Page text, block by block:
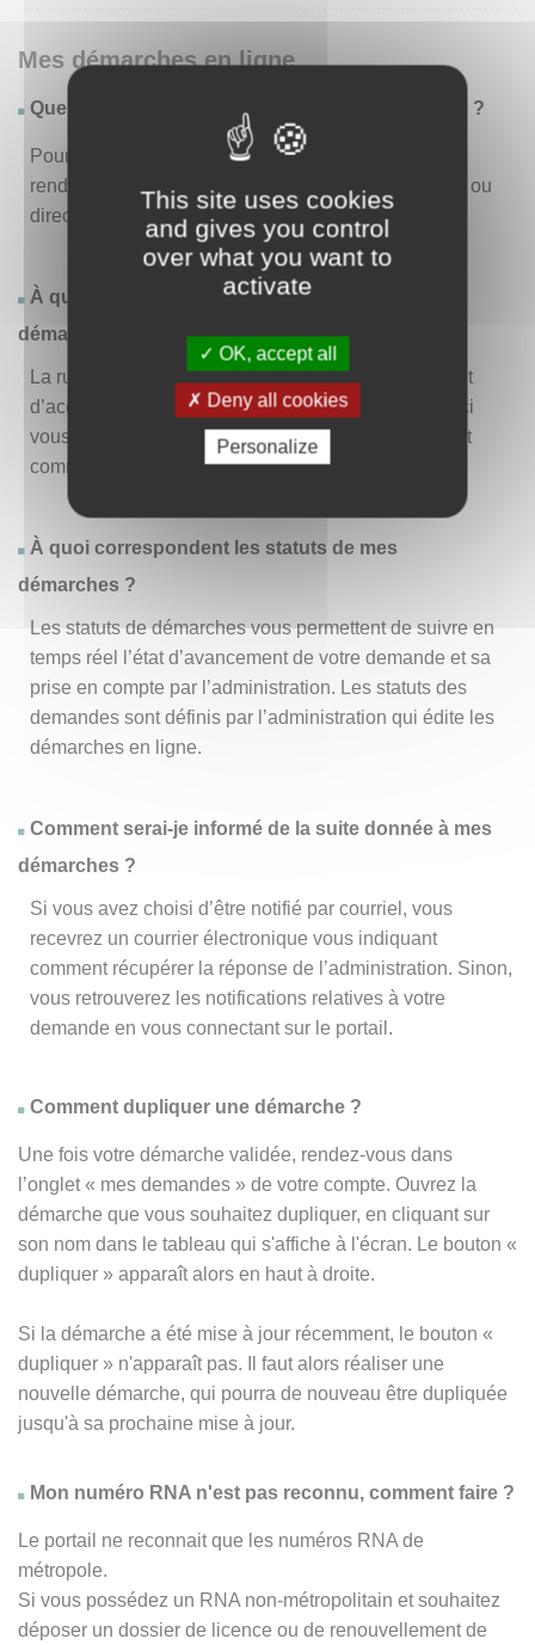
This site uses cookies
and gives you control
over what you want to
activate
OK, accept all
Deny all cookies
Personalize
Mes démarches en ligne
Quelles sont les démarches disponibles en ligne ?
Pour consulter la liste des démarches disponibles,
rendez-vous dans le menu « Liste des démarches » ou
directement en page d’accueil.
À quoi correspond la rubrique « Effectuer une
démarche » ?
La rubrique « Effectuer une démarche » vous permet
d’accéder à la liste des démarches disponibles. D’ici
vous pouvez choisir la démarche vous intéressant et
commencer à la remplir en un clic.
À quoi correspondent les statuts de mes
démarches ?
Les statuts de démarches vous permettent de suivre en
temps réel l’état d’avancement de votre demande et sa
prise en compte par l’administration. Les statuts des
demandes sont définis par l’administration qui édite les
démarches en ligne.
Comment serai-je informé de la suite donnée à mes
démarches ?
Si vous avez choisi d’être notifié par courriel, vous
recevrez un courrier électronique vous indiquant
comment récupérer la réponse de l’administration. Sinon,
vous retrouverez les notifications relatives à votre
demande en vous connectant sur le portail.
Comment dupliquer une démarche ?
Une fois votre démarche validée, rendez-vous dans
l’onglet « mes demandes » de votre compte. Ouvrez la
démarche que vous souhaitez dupliquer, en cliquant sur
son nom dans le tableau qui s'affiche à l'écran. Le bouton «
dupliquer » apparaît alors en haut à droite.
Si la démarche a été mise à jour récemment, le bouton «
dupliquer » n'apparaît pas. Il faut alors réaliser une
nouvelle démarche, qui pourra de nouveau être dupliquée
jusqu'à sa prochaine mise à jour.
Mon numéro RNA n'est pas reconnu, comment faire ?
Le portail ne reconnait que les numéros RNA de
métropole.
Si vous possédez un RNA non-métropolitain et souhaitez
déposer un dossier de licence ou de renouvellement de